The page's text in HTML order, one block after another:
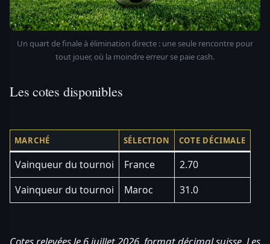
Un quart de finale à élimination directe : une seule rencontre pour
tout jouer, où la moindre erreur se paie cash.
Les cotes disponibles
MARCHÉ SÉLECTION COTE DÉCIMALE
Vainqueur du tournoi France
2.70
Vainqueur du tournoi
Maroc 31.0